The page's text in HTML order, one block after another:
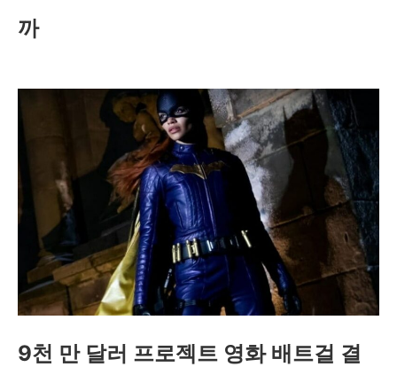
까
9천 만 달러 프로젝트 영화 배트걸 결